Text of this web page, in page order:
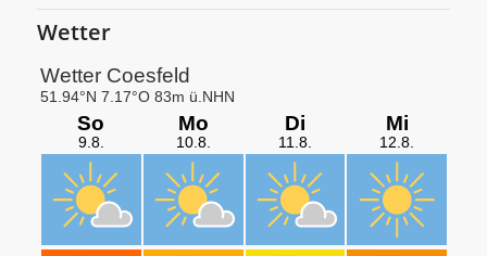
Wetter